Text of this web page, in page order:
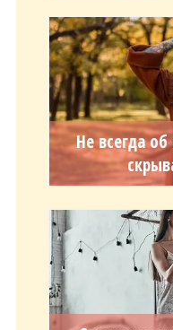
Не всегда